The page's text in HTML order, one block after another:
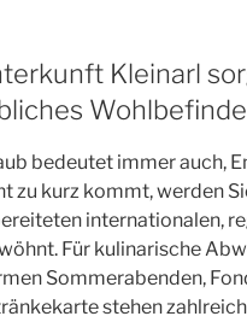
Kleinarl
bedeutet immer auch,
zu kurz kommt, werden
internationalen,
Für kulinarische
Sommerabenden,
stehen